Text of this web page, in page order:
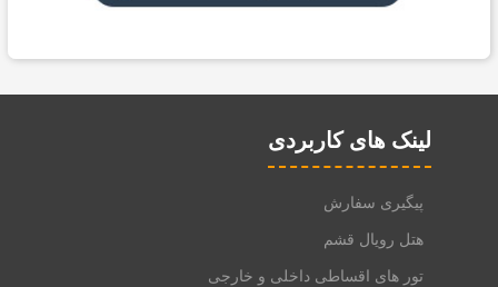
لینک های کاربردی
پیگیری سفارش
هتل رویال قشم
تور های اقساطی داخلی و خارجی